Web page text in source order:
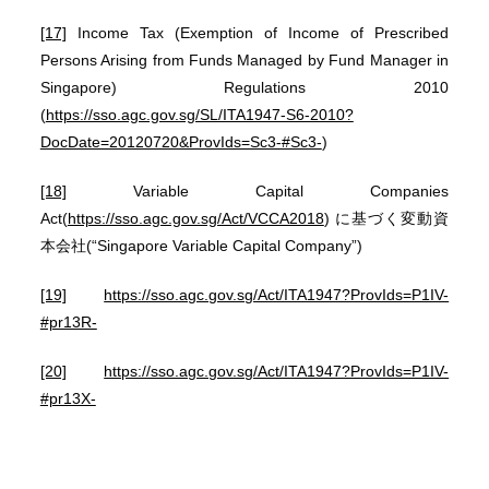
[17] Income Tax (Exemption of Income of Prescribed
Persons Arising from Funds Managed by Fund Manager in
Singapore) Regulations 2010
(https://sso.agc.gov.sg/SL/ITA1947-S6-2010?
DocDate=20120720&ProvIds=Sc3-#Sc3-)
[18] Variable Capital Companies
Act(https://sso.agc.gov.sg/Act/VCCA2018) に基づく変動資
本会社(“Singapore Variable Capital Company”)
[19]
https://sso.agc.gov.sg/Act/ITA1947?ProvIds=P1IV-
#pr13R-
[20]
https://sso.agc.gov.sg/Act/ITA1947?ProvIds=P1IV-
#pr13X-